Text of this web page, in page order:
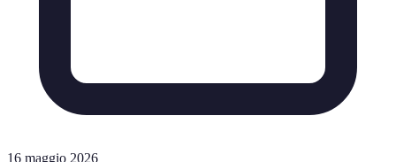
16 maggio 2026